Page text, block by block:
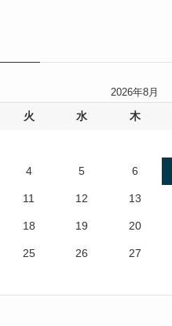
2026年8月
火 水 木
4 5 6
11 12 13
18 19 20
25 26 27